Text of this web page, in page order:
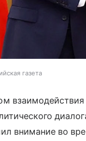
газета
внимание во